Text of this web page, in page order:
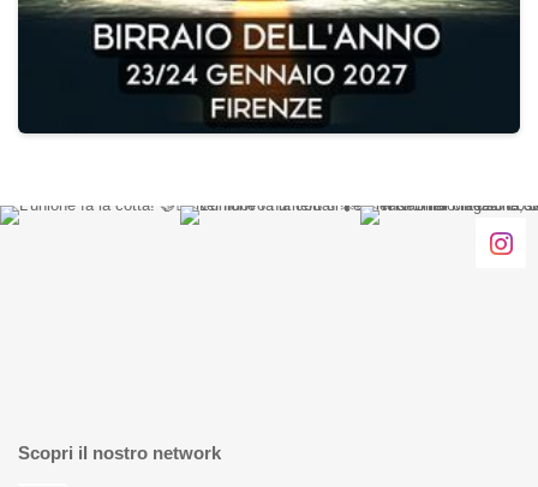
Scopri il nostro network